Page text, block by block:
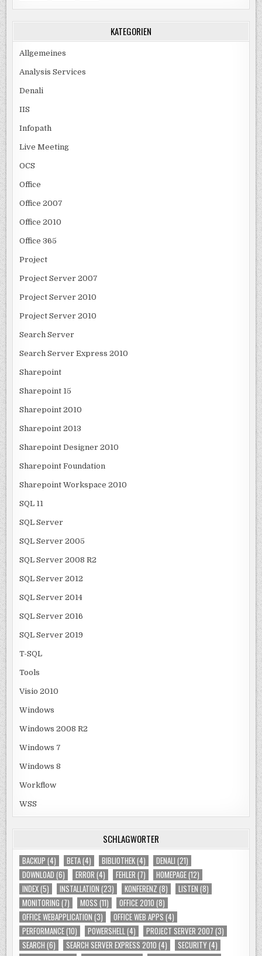
KATEGORIEN
Allgemeines
Analysis Services
Denali
IIS
Infopath
Live Meeting
OCS
Office
Office 2007
Office 2010
Office 365
Project
Project Server 2007
Project Server 2010
Project Server 2010
Search Server
Search Server Express 2010
Sharepoint
Sharepoint 15
Sharepoint 2010
Sharepoint 2013
Sharepoint Designer 2010
Sharepoint Foundation
Sharepoint Workspace 2010
SQL 11
SQL Server
SQL Server 2005
SQL Server 2008 R2
SQL Server 2012
SQL Server 2014
SQL Server 2016
SQL Server 2019
T-SQL
Tools
Visio 2010
Windows
Windows 2008 R2
Windows 7
Windows 8
Workflow
WSS
SCHLAGWÖRTER
BACKUP (4) BETA(4) BIBLIOTHEK(4) DENALI (21)
DOWNLOAD (6) ERROR (4) FEHLER (7) HOMEPAGE(12)
INDEX(5) INSTALLATION (23) KONFERENZ (8) LISTEN (8)
MONITORING (7) MOSS (11) OFFICE 2010 (8)
OFFICE WEBAPPLICATION (3) OFFICE WEB APPS (4)
PERFORMANCE(10) POWERSHELL (4) PROJECT SERVER 2007 (3)
SEARCH (6) SEARCH SERVER EXPRESS 2010 (4) SECURITY(4)